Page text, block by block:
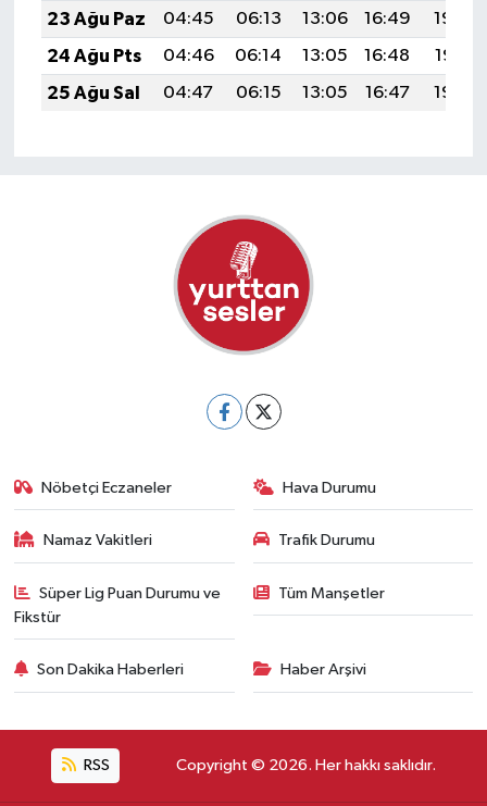
23 Ağu Paz
04:45 06:13 13:06 16:49
19:49
24 Ağu Pts
04:46 06:14 13:05 16:48
19:47
25 Ağu Sal
04:47 06:15 13:05 16:47 19:46
Nöbetçi Eczaneler Hava Durumu
Namaz Vakitleri Trafik Durumu
Süper Lig Puan Durumu ve
Fikstür
Tüm Manşetler
Son Dakika Haberleri Haber Arşivi
RSS Copyright © 2026. Her hakkı saklıdır.